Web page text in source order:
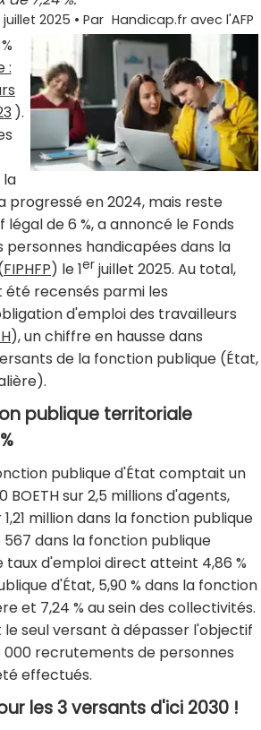
juillet 2025 • Par Handicap.fr avec l'AFP
:
).
la
progressé en 2024, mais reste
de 6 %, a annoncé le Fonds
personnes handicapées dans la
FIPHFP) le 1er juillet 2025. Au total,
été recensés parmi les
d'emploi des travailleurs
), un chiffre en hausse dans
de la fonction publique (État,
publique territoriale
publique d'État comptait un
BOETH sur 2,5 millions d'agents,
million dans la fonction publique
567 dans la fonction publique
taux d'emploi direct atteint 4,86 %
d'État, 5,90 % dans la fonction
et 7,24 % au sein des collectivités.
seul versant à dépasser l'objectif
000 recrutements de personnes
effectués.
les 3 versants d'ici 2030 !